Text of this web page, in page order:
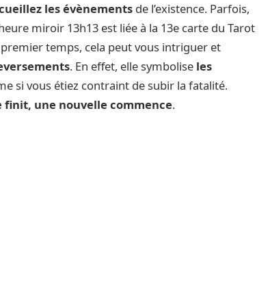
les évènements de l’existence. Parfois,
miroir 13h13 est liée à la 13e carte du Tarot
premier temps, cela peut vous intriguer et
. En effet, elle symbolise les
si vous étiez contraint de subir la fatalité.
finit, une nouvelle commence.